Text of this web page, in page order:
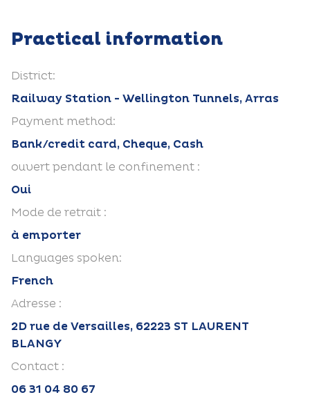
Practical information
District:
Railway Station - Wellington Tunnels, Arras
Payment method:
Bank/credit card, Cheque, Cash
ouvert pendant le confinement :
Oui
Mode de retrait :
à emporter
Languages spoken:
French
Adresse :
2D rue de Versailles, 62223 ST LAURENT
BLANGY
Contact :
06 31 04 80 67